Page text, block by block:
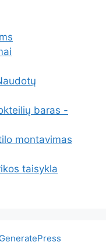
baras -
montavimas
taisykla
GeneratePress